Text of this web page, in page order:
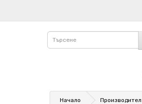
Начало Производител